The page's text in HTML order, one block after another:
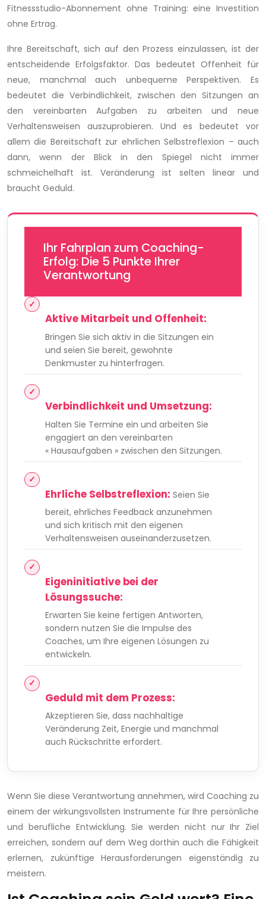
Fitnessstudio-Abonnement ohne Training: eine Investition
ohne Ertrag.
Ihre Bereitschaft, sich auf den Prozess einzulassen, ist der
entscheidende Erfolgsfaktor. Das bedeutet Offenheit für
neue, manchmal auch unbequeme Perspektiven. Es
bedeutet die Verbindlichkeit, zwischen den Sitzungen an
den vereinbarten Aufgaben zu arbeiten und neue
Verhaltensweisen auszuprobieren. Und es bedeutet vor
allem die Bereitschaft zur ehrlichen Selbstreflexion – auch
dann, wenn der Blick in den Spiegel nicht immer
schmeichelhaft ist. Veränderung ist selten linear und
braucht Geduld.
Ihr Fahrplan zum Coaching-
Erfolg: Die 5 Punkte Ihrer
Verantwortung
Aktive Mitarbeit und Offenheit:
Bringen Sie sich aktiv in die Sitzungen ein
und seien Sie bereit, gewohnte
Denkmuster zu hinterfragen.
Verbindlichkeit und Umsetzung:
Halten Sie Termine ein und arbeiten Sie
engagiert an den vereinbarten
« Hausaufgaben » zwischen den Sitzungen.
Ehrliche Selbstreflexion: Seien Sie
bereit, ehrliches Feedback anzunehmen
und sich kritisch mit den eigenen
Verhaltensweisen auseinanderzusetzen.
Eigeninitiative bei der
Lösungssuche:
Erwarten Sie keine fertigen Antworten,
sondern nutzen Sie die Impulse des
Coaches, um Ihre eigenen Lösungen zu
entwickeln.
Geduld mit dem Prozess:
Akzeptieren Sie, dass nachhaltige
Veränderung Zeit, Energie und manchmal
auch Rückschritte erfordert.
Wenn Sie diese Verantwortung annehmen, wird Coaching zu
einem der wirkungsvollsten Instrumente für Ihre persönliche
und berufliche Entwicklung. Sie werden nicht nur Ihr Ziel
erreichen, sondern auf dem Weg dorthin auch die Fähigkeit
erlernen, zukünftige Herausforderungen eigenständig zu
meistern.